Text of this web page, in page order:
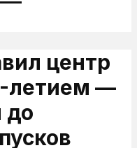
центр
летием —
до